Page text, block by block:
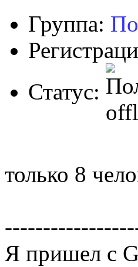
Группа:
Статус:
только 8
Я пришел с